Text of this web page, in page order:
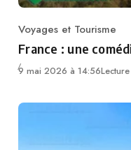
Category
Voyages et Tourisme
France : une
9 mai 2026 à 14:56